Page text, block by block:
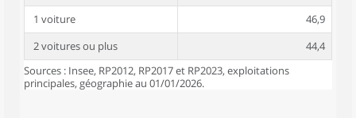
1 voiture
46,9
2 voitures ou plus
44,4
Sources : Insee, RP2012, RP2017 et RP2023, exploitations
principales, géographie au 01/01/2026.